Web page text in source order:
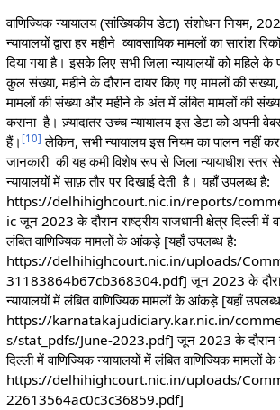
वाणिज्यिक न्यायालय (सांख्यिकीय डेटा) संशोधन नियम,
न्यायालयों द्वारा हर महीने व्यावसायिक मामलों का सारांश
दिया गया है। इसके लिए सभी जिला न्यायालयों को महिले के
कुल संख्या, महीने के दौरान दायर किए गए मामलों की
मामलों की संख्या और महीने के अंत में लंबित मामलों की
कराना है। ज़्यादातर उच्च न्यायालय इस डेटा को अपनी
हैं। [10] लेकिन, सभी न्यायालय इस नियम का पालन नहीं
जानकारी की यह कमी विशेष रूप से जिला न्यायाधीश स्तर
न्यायालयों में साफ़ तौर पर दिखाई देती है। यहाँ उपलब्ध है:
https://delhihighcourt.nic.in/reports/
ic जून 2023 के दौरान राष्ट्रीय राजधानी क्षेत्र दिल्ली में
लंबित वाणिज्यिक मामलों के आंकड़े [यहाँ उपलब्ध है:
https://delhihighcourt.nic.in/uploads/
31183864b67cb368304.pdf] जून 2023 के दौरान
न्यायालयों में लंबित वाणिज्यिक मामलों के आंकड़े [यहाँ
https://karnatakajudiciary.kar.nic.in/
s/stat_pdfs/June-2023.pdf] जून 2023 के दौरान
दिल्ली में वाणिज्यिक न्यायालयों में लंबित वाणिज्यिक
https://delhihighcourt.nic.in/uploads/
22613564ac0c3c36859.pdf]